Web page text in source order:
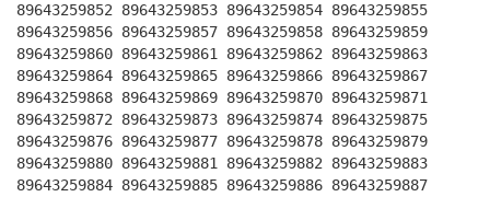
89643259852 89643259853 89643259854 89643259855
89643259856 89643259857 89643259858 89643259859
89643259860 89643259861 89643259862 89643259863
89643259864 89643259865 89643259866 89643259867
89643259868 89643259869 89643259870 89643259871
89643259872 89643259873 89643259874 89643259875
89643259876 89643259877 89643259878 89643259879
89643259880 89643259881 89643259882 89643259883
89643259884 89643259885 89643259886 89643259887